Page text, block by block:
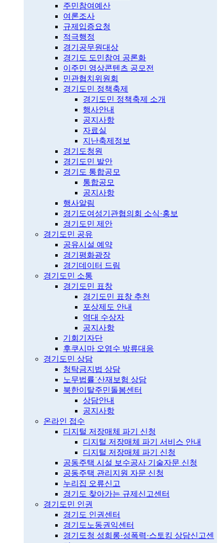
주민참여예산
여론조사
규제입증요청
적극행정
경기공무원대상
경기도 도민참여 공론화
이주민 영상콘텐츠 공모전
민관협치위원회
경기도민 정책축제
경기도민 정책축제 소개
행사안내
공지사항
자료실
지난축제정보
경기도청원
경기도민 발안
경기도 통합공모
통합공모
공지사항
행사알림
경기도여성기관협의회 소식·홍보
경기도민 제안
경기도민 공유
공유시설 예약
경기평화광장
경기데이터 드림
경기도민 소통
경기도민 표창
경기도민 표창 추천
포상제도 안내
역대 수상자
공지사항
기회기자단
후쿠시마 오염수 방류대응
경기도민 상담
청탁금지법 상담
노무법률˙산재보험 상담
북한이탈주민돌봄센터
상담안내
공지사항
온라인 접수
디지털 저장매체 파기 신청
디지털 저장매체 파기 서비스 안내
디지털 저장매체 파기 신청
공동주택 시설 보수공사 기술자문 신청
공동주택 관리지원 자문 신청
누리집 오류신고
경기도 찾아가는 규제신고센터
경기도민 인권
경기도 인권센터
경기도노동권익센터
경기도청 성희롱·성폭력·스토킹 상담신고센